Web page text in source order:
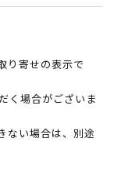
り寄せの表示で
く場合がございま
ない場合は、別途